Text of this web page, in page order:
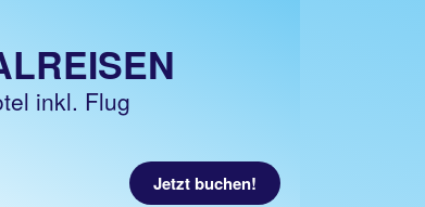
inkl. Flug
Jetzt buchen!